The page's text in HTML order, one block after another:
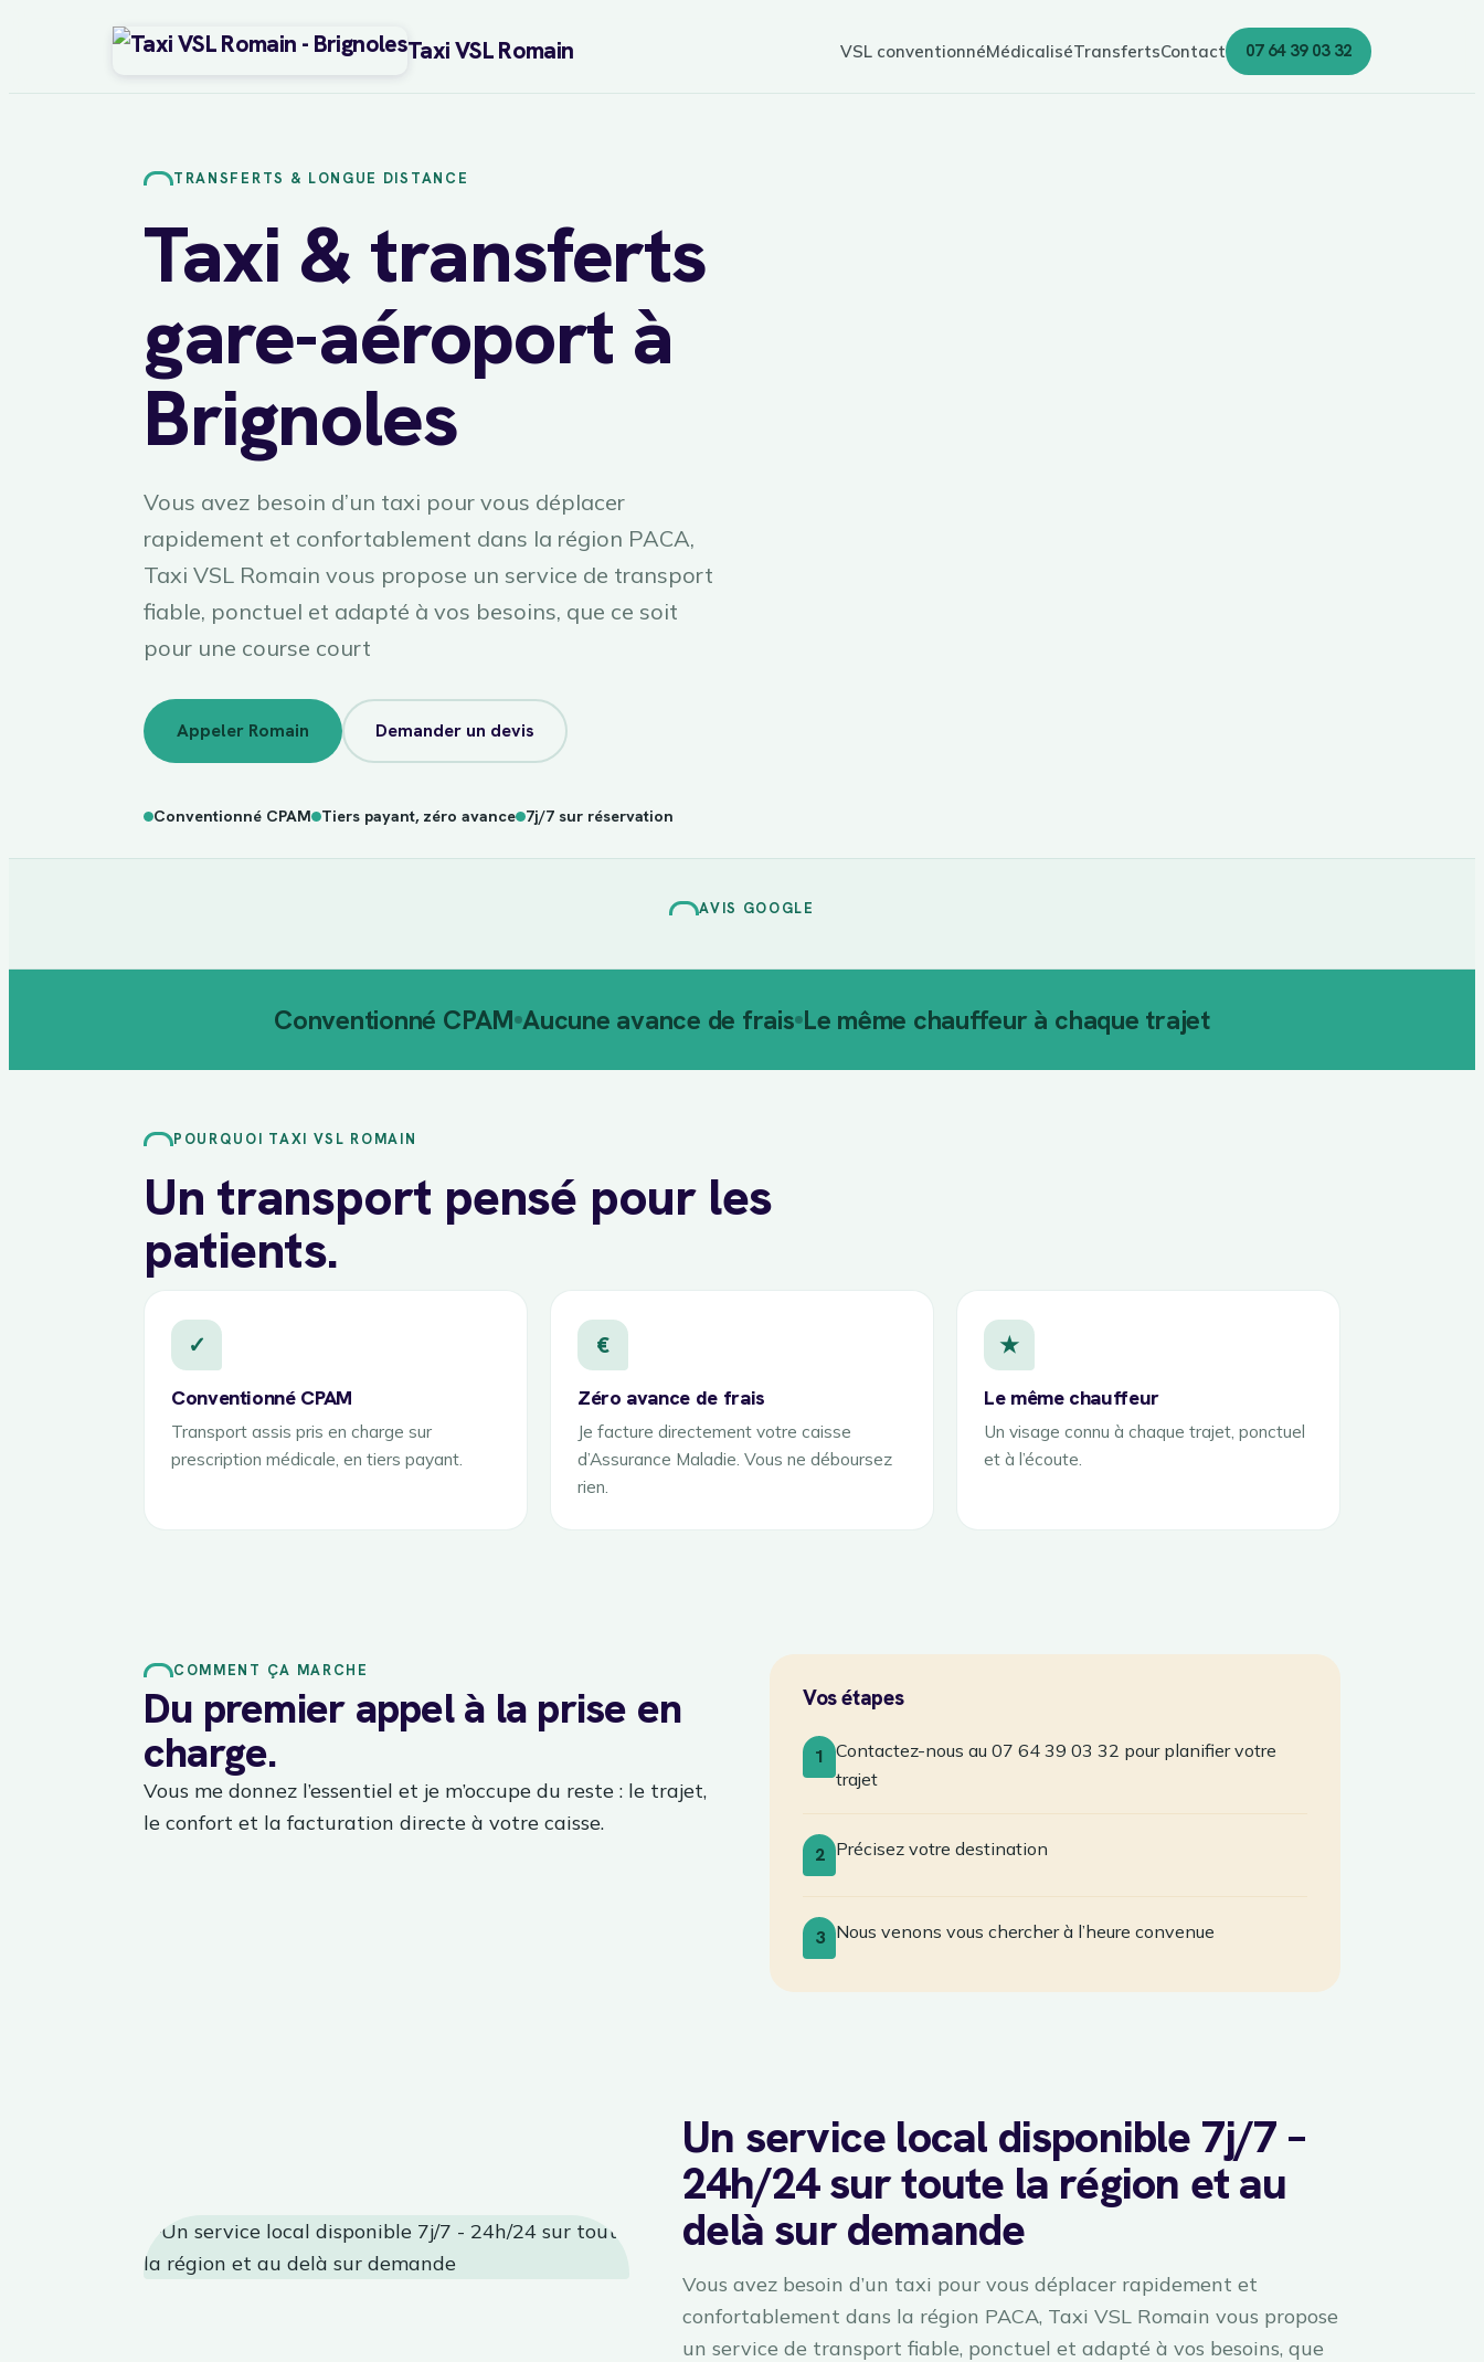
Taxi VSL Romain VSL conventionnéMédicaliséTransfertsContact 07 64 39 03 32
TRANSFERTS & LONGUE DISTANCE
Taxi & transferts
gare-aéroport à
Brignoles
Vous avez besoin d’un taxi pour vous déplacer
rapidement et confortablement dans la région PACA,
Taxi VSL Romain vous propose un service de transport
fiable, ponctuel et adapté à vos besoins, que ce soit
pour une course court
Appeler Romain Demander un devis
Conventionné CPAM Tiers payant, zéro avance 7j/7 sur réservation
AVIS GOOGLE
Conventionné CPAM Aucune avance de frais Le même chauffeur à chaque trajet
POURQUOI TAXI VSL ROMAIN
Un transport pensé pour les
patients.
✓
Conventionné CPAM
Transport assis pris en charge sur
prescription médicale, en tiers payant.
€
Zéro avance de frais
Je facture directement votre caisse
d’Assurance Maladie. Vous ne déboursez
rien.
★
Le même chauffeur
Un visage connu à chaque trajet, ponctuel
et à l’écoute.
COMMENT ÇA MARCHE
Du premier appel à la prise en
charge.
Vous me donnez l’essentiel et je m’occupe du reste : le trajet,
le confort et la facturation directe à votre caisse.
Vos étapes
1
Contactez-nous au 07 64 39 03 32 pour planifier votre
trajet
2 Précisez votre destination
3 Nous venons vous chercher à l’heure convenue
Un service local disponible 7j/7 –
24h/24 sur toute la région et au
delà sur demande
Vous avez besoin d’un taxi pour vous déplacer rapidement et
confortablement dans la région PACA, Taxi VSL Romain vous propose
un service de transport fiable, ponctuel et adapté à vos besoins, que